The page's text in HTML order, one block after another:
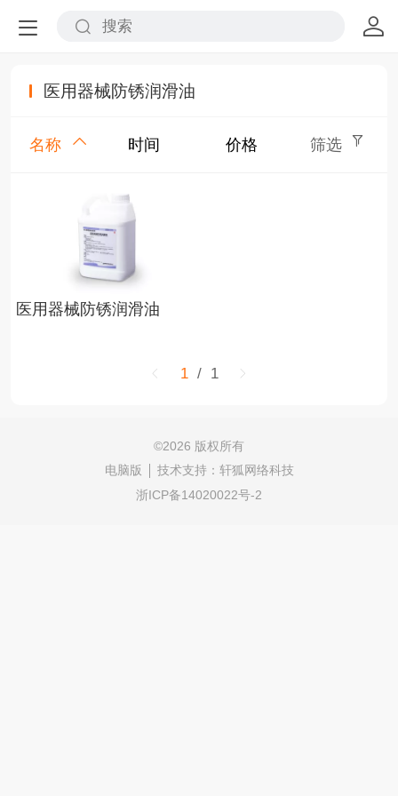
医用器械防锈润滑油
名称 时间 价格 筛选
医用器械防锈润滑油
1 / 1
©2026 版权所有
电脑版
技术支持： 轩狐网络科技
浙ICP备14020022号-2